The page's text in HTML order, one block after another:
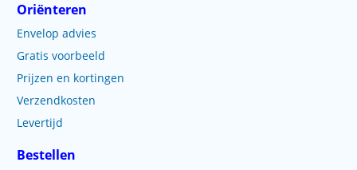
Oriënteren
Envelop advies
Gratis voorbeeld
Prijzen en kortingen
Verzendkosten
Levertijd
Bestellen